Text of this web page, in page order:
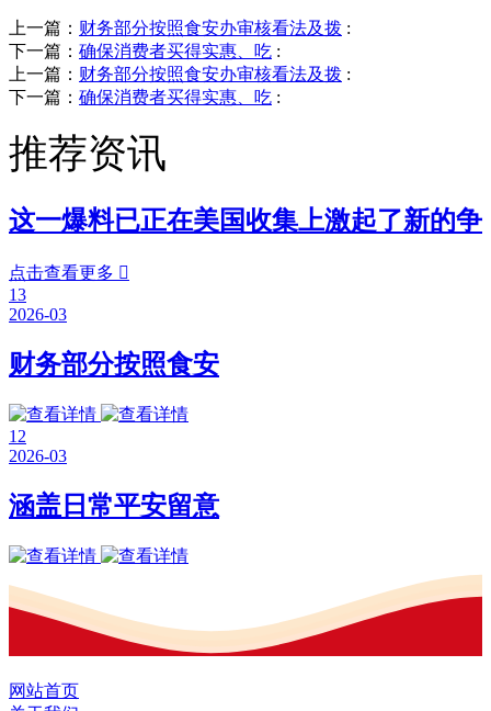
上一篇： 财务部分按照食安办审核看法及拨 :
下一篇： 确保消费者买得实惠、吃 :
上一篇： 财务部分按照食安办审核看法及拨 :
下一篇： 确保消费者买得实惠、吃 :
推荐资讯
这一爆料已正在美国收集上激起了新的争
点击查看更多 
13
2026-03
财务部分按照食安
12
2026-03
涵盖日常平安留意
网站首页